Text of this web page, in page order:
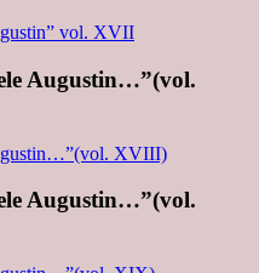
Augustin…”(vol.
Augustin…”(vol.